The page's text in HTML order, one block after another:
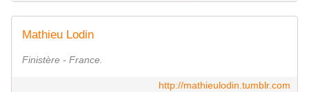
Mathieu Lodin
Finistère - France.
http://mathieulodin.tumblr.com